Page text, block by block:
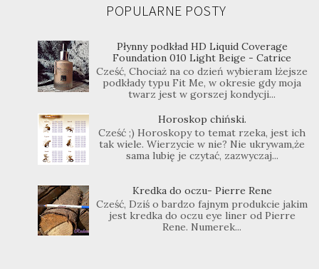
POPULARNE POSTY
Płynny podkład HD Liquid Coverage
Foundation 010 Light Beige - Catrice
Cześć, Chociaż na co dzień wybieram lżejsze
podkłady typu Fit Me, w okresie gdy moja
twarz jest w gorszej kondycji...
Horoskop chiński.
Cześć ;) Horoskopy to temat rzeka, jest ich
tak wiele. Wierzycie w nie? Nie ukrywam,że
sama lubię je czytać, zazwyczaj...
Kredka do oczu- Pierre Rene
Cześć, Dziś o bardzo fajnym produkcie jakim
jest kredka do oczu eye liner od Pierre
Rene. Numerek...